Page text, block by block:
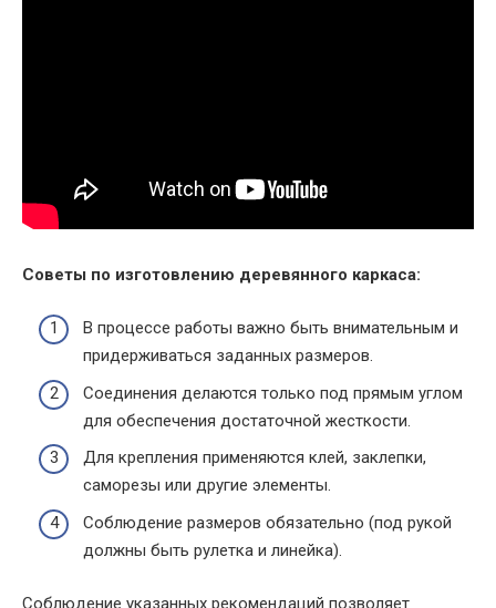
Советы по изготовлению деревянного каркаса:
В процессе работы важно быть внимательным и
придерживаться заданных размеров.
Соединения делаются только под прямым углом
для обеспечения достаточной жесткости.
Для крепления применяются клей, заклепки,
саморезы или другие элементы.
Соблюдение размеров обязательно (под рукой
должны быть рулетка и линейка).
Соблюдение указанных рекомендаций позволяет